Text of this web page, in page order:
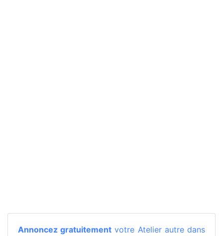
Annoncez gratuitement votre Atelier autre dans